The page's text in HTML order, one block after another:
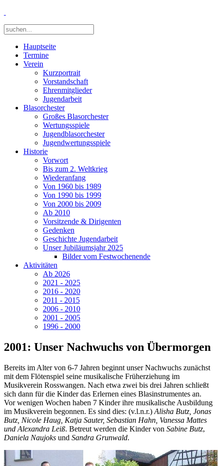
Hauptseite
Termine
Verein
Kurzportrait
Vorstandschaft
Ehrenmitglieder
Jugendarbeit
Blasorchester
Großes Blasorchester
Wertungsspiele
Jugendblasorchester
Jugendwertungsspiele
Historie
Vorwort
Bis zum 2. Weltkrieg
Wiederanfang
Von 1960 bis 1989
Von 1990 bis 1999
Von 2000 bis 2009
Ab 2010
Vorsitzende & Dirigenten
Gedenken
Geschichte Jugendarbeit
Unser Jubiläumsjahr 2025
Bilder vom Festwochenende
Aktivitäten
Ab 2026
2021 - 2025
2016 - 2020
2011 - 2015
2006 - 2010
2001 - 2005
1996 - 2000
2001: Unser Nachwuchs von Übermorgen
Bereits im Alter von 6-7 Jahren beginnt unser Nachwuchs zunächst
mit dem Flötenspiel seine musikalische Früherziehung im
Musikverein Rosswangen. Nach etwa zwei bis drei Jahren schließt
sich dann für die Kinder das Erlernen eines Blasinstrumentes an.
Vor wenigen Wochen haben 7 Kinder ihre musikalische Ausbildung
im Musikverein begonnen. Es sind dies: (v.l.n.r.) Alisha Butz, Jonas
Butz, Nicole Haug, Katja Sauter, Sebastian Hahn, Vanessa Mattes
und Alexandra Leiß. Betreut werden die Kinder von Sabine Butz,
Daniela Naujoks und Sandra Grunwald.